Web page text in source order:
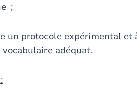
;
un protocole expérimental
adéquat.